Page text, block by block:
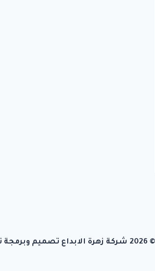
© 2026 شركة زهرة الابداع تصميم وبرمجة تيفاجو